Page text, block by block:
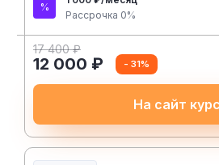
Рассрочка 0%
17 400 ₽
12 000 ₽ - 31%
На сайт